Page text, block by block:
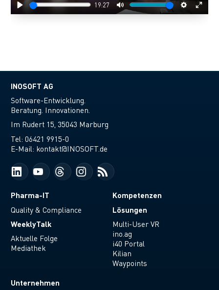
Play
19:27
Mute Settings
Enter
INOSOFT AG
Software-Entwicklung.
Beratung. Innovationen.
Im Rudert 15, 35043 Marburg
Tel:06421 9915-0
E-Mail: kontakt@INOSOFT.de
Pharma-IT
Quality & Compliance
WeeklyTalk
Aktuelle Folge
Mediathek
Kompetenzen
Lösungen
Multi-User VR
ino.ag
i40 Portal
Kilian
Waypoints
Unternehmen